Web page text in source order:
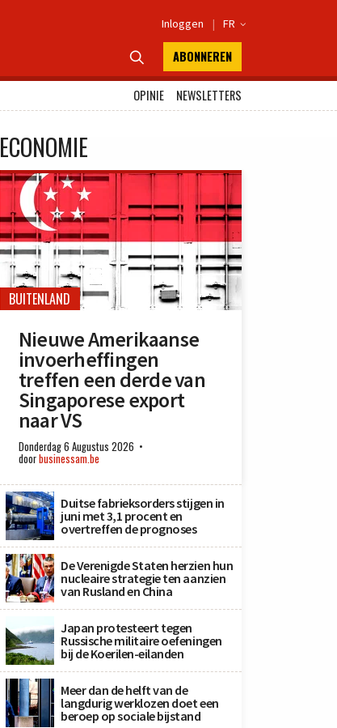
Inloggen | FR 
 ABONNEREN
OPINIE
NEWSLETTERS
ECONOMIE
BUITENLAND
Nieuwe Amerikaanse
invoerheffingen
treffen een derde van
Singaporese export
naar VS
Donderdag 6 Augustus 2026
doorbusinessam.be
Duitse fabrieksorders stijgen in
juni met 3,1 procent en
overtreffen de prognoses
De Verenigde Staten herzien hun
nucleaire strategie ten aanzien
van Rusland en China
Japan protesteert tegen
Russische militaire oefeningen
bij de Koerilen-eilanden
Meer dan de helft van de
langdurig werklozen doet een
beroep op sociale bijstand